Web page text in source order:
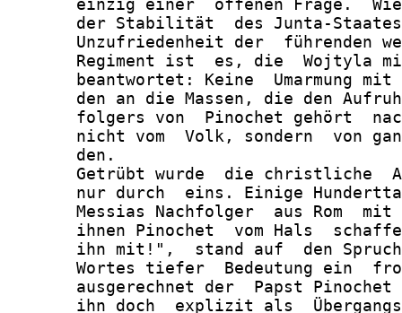
einzig einer  offenen Frage.
der Stabilität  des Junta-
Unzufriedenheit der  führenden
Regiment ist  es, die  Wojtyla
beantwortet: Keine  Umarmung
den an die Massen, die den
folgers von  Pinochet gehört
nicht vom  Volk, sondern  von
       den.
Getrübt wurde  die christliche
nur durch  eins. Einige
Messias Nachfolger  aus Rom
ihnen Pinochet  vom Hals
ihn mit!",  stand auf  den
Wortes tiefer  Bedeutung ein
ausgerechnet der  Papst
ihn doch  explizit als